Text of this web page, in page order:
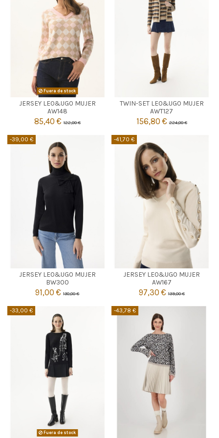
Fuera de stock
JERSEY LEO&UGO MUJER
AW148
85,40 €122,00 €
 Agotado
TWIN-SET LEO&UGO MUJER
AWT127
156,80 €224,00 €
2

Añadir al carrito
-39,00 €
JERSEY LEO&UGO MUJER
BW300
91,00 €130,00 €
NEGRO
1
 Añadir al carrito
-41,70 €
JERSEY LEO&UGO MUJER
AW167
97,30 €139,00 €
1 3

Añadir al carrito
-33,00 €
Fuera de stock
-43,78 €
GRIS